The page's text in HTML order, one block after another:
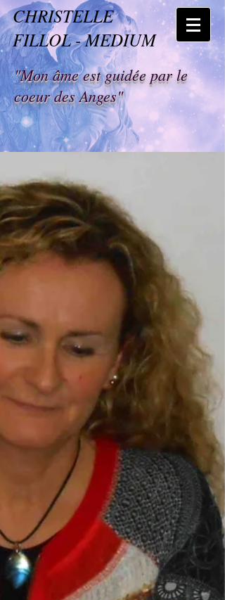
CHRISTELLE
FILLOL - MEDIUM
"Mon âme est guidée par le
coeur des Anges"